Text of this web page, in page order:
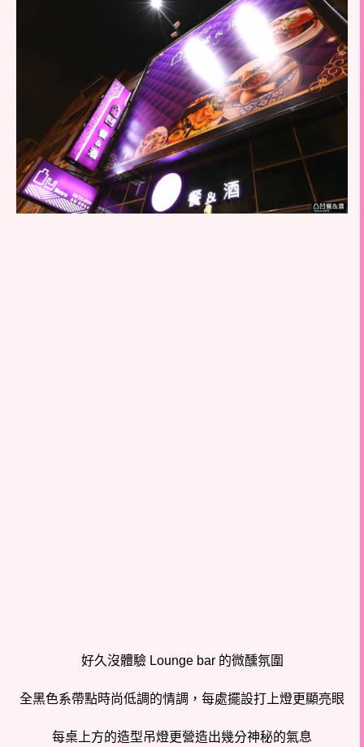
好久沒體驗 Lounge bar 的微醺氛圍
全黑色系帶點時尚低調的情調，每處擺設打上燈更顯亮眼
每桌上方的造型吊燈更營造出幾分神秘的氣息